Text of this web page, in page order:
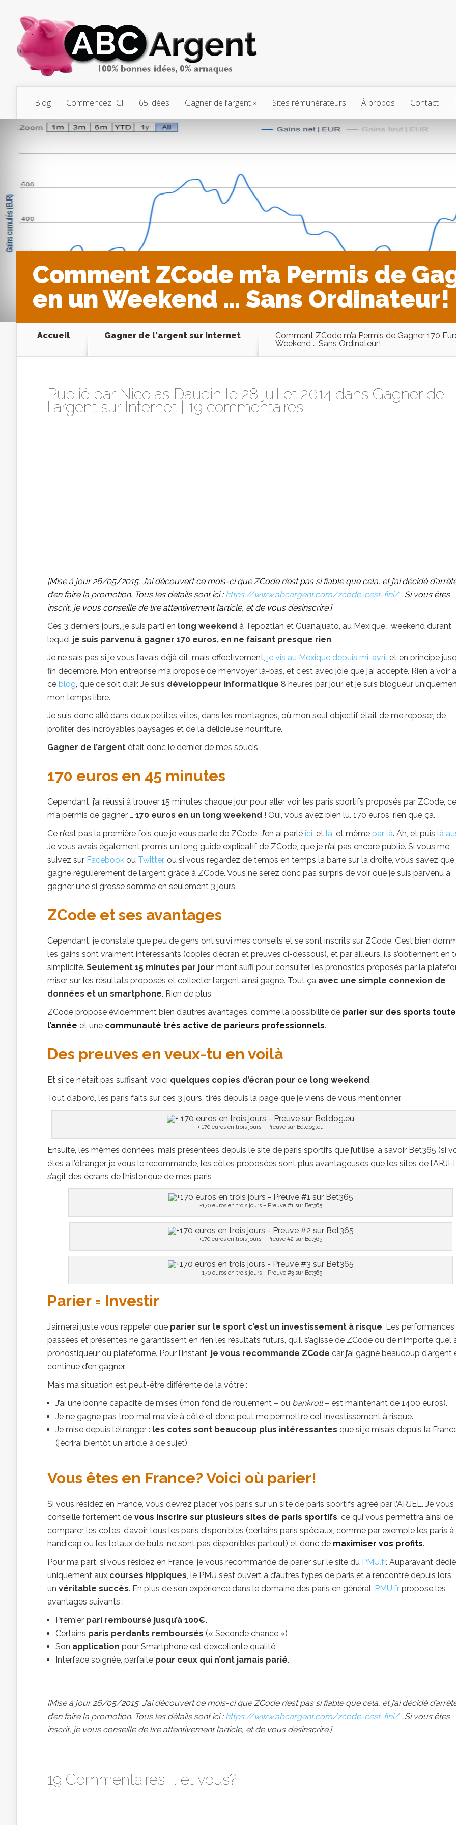
Blog Commencez ICI 65 idées Gagner de l’argent Sites rémunérateurs À propos Contact
Comment ZCode m’a Permis de
en un Weekend … Sans Ordinateur!
Accueil Gagner de l'argent sur Internet
Comment ZCode m’a Permis de Gagner 170
Weekend … Sans Ordinateur!
Publié par Nicolas Daudin le 28 juillet 2014 dans Gagner de
l'argent sur Internet 19 commentaires
[Mise à jour 26/05/2015: J’ai découvert ce mois-ci que ZCode n’est pas si fiable que cela, et j’ai décidé
d’en faire la promotion. Tous les détails sont ici : https://www.abcargent.com/zcode-cest-fini/. Si vous êtes
inscrit, je vous conseille de lire attentivement l’article, et de vous désinscrire.]
Ces 3 derniers jours, je suis parti en long weekend à Tepoztlan et Guanajuato, au Mexique… weekend durant
lequel je suis parvenu à gagner 170 euros, en ne faisant presque rien.
Je ne sais pas si je vous l’avais déjà dit, mais effectivement, je vis au Mexique depuis mi-avril et en principe
fin décembre. Mon entreprise m’a proposé de m’envoyer là-bas, et c’est avec joie que j’ai accepté. Rien à voir
ce blog, que ce soit clair. Je suis développeur informatique 8 heures par jour, et je suis blogueur
mon temps libre.
Je suis donc allé dans deux petites villes, dans les montagnes, où mon seul objectif était de me reposer, de
profiter des incroyables paysages et de la délicieuse nourriture.
Gagner de l’argent était donc le dernier de mes soucis.
170 euros en 45 minutes
Cependant, j’ai réussi à trouver 15 minutes chaque jour pour aller voir les paris sportifs proposés par ZCode,
m’a permis de gagner … 170 euros en un long weekend ! Oui, vous avez bien lu. 170 euros, rien que ça.
Ce n’est pas la première fois que je vous parle de ZCode. J’en ai parlé ici, et là, et même par là. Ah, et puis là
Je vous avais également promis un long guide explicatif de ZCode, que je n’ai pas encore publié. Si vous me
suivez sur Facebook ou Twitter, ou si vous regardez de temps en temps la barre sur la droite, vous savez que
gagne régulièrement de l’argent grâce à ZCode. Vous ne serez donc pas surpris de voir que je suis parvenu à
gagner une si grosse somme en seulement 3 jours.
ZCode et ses avantages
Cependant, je constate que peu de gens ont suivi mes conseils et se sont inscrits sur ZCode. C’est bien
les gains sont vraiment intéressants (copies d’écran et preuves ci-dessous), et par ailleurs, ils s’obtiennent en
simplicité. Seulement 15 minutes par jour m’ont suffi pour consulter les pronostics proposés par la
miser sur les résultats proposés et collecter l’argent ainsi gagné. Tout ça avec une simple connexion de
données et un smartphone. Rien de plus.
ZCode propose évidemment bien d’autres avantages, comme la possibilité de parier sur des sports toute
l’année et une communauté très active de parieurs professionnels.
Des preuves en veux-tu en voilà
Et si ce n’était pas suffisant, voici quelques copies d’écran pour ce long weekend.
Tout d’abord, les paris faits sur ces 3 jours, tirés depuis la page que je viens de vous mentionner.
+ 170 euros en trois jours – Preuve sur Betdog.eu
Ensuite, les mêmes données, mais présentées depuis le site de paris sportifs que j’utilise, à savoir Bet365 (si
êtes à l’étranger, je vous le recommande, les côtes proposées sont plus avantageuses que les sites de
s’agit des écrans de l’historique de mes paris
+170 euros en trois jours – Preuve #1 sur Bet365
+170 euros en trois jours – Preuve #2 sur Bet365
+170 euros en trois jours – Preuve #3 sur Bet365
Parier = Investir
J’aimerai juste vous rappeler que parier sur le sport c’est un investissement à risque. Les performances
passées et présentes ne garantissent en rien les résultats futurs, qu’il s’agisse de ZCode ou de n’importe quel
pronostiqueur ou plateforme. Pour l’instant, je vous recommande ZCode car j’ai gagné beaucoup d’argent
continue d’en gagner.
Mais ma situation est peut-être différente de la vôtre :
J’ai une bonne capacité de mises (mon fond de roulement – ou bankroll – est maintenant de 1400 euros).
Je ne gagne pas trop mal ma vie à côté et donc peut me permettre cet investissement à risque.
Je mise depuis l’étranger : les cotes sont beaucoup plus intéressantes que si je misais depuis la
(j’écrirai bientôt un article à ce sujet)
Vous êtes en France? Voici où parier!
Si vous résidez en France, vous devrez placer vos paris sur un site de paris sportifs agréé par l’ARJEL. Je vous
conseille fortement de vous inscrire sur plusieurs sites de paris sportifs, ce qui vous permettra ainsi de
comparer les cotes, d’avoir tous les paris disponibles (certains paris spéciaux, comme par exemple les paris à
handicap ou les totaux de buts, ne sont pas disponibles partout) et donc de maximiser vos profits.
Pour ma part, si vous résidez en France, je vous recommande de parier sur le site du PMU.fr. Auparavant dédié
uniquement aux courses hippiques, le PMU s’est ouvert à d’autres types de paris et a rencontré depuis lors
un véritable succès. En plus de son expérience dans le domaine des paris en général, PMU.fr propose les
avantages suivants :
Premier pari remboursé jusqu’à 100€.
Certains paris perdants remboursés (« Seconde chance »)
Son application pour Smartphone est d’excellente qualité
Interface soignée, parfaite pour ceux qui n’ont jamais parié.
[Mise à jour 26/05/2015: J’ai découvert ce mois-ci que ZCode n’est pas si fiable que cela, et j’ai décidé
d’en faire la promotion. Tous les détails sont ici : https://www.abcargent.com/zcode-cest-fini/. Si vous êtes
inscrit, je vous conseille de lire attentivement l’article, et de vous désinscrire.]
19 Commentaires ... et vous?